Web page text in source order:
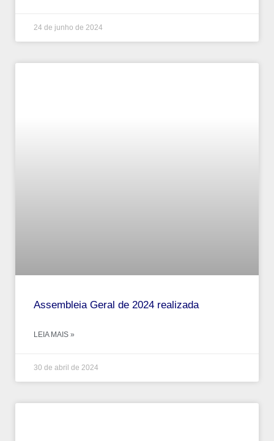
24 de junho de 2024
Assembleia Geral de 2024 realizada
LEIA MAIS »
30 de abril de 2024